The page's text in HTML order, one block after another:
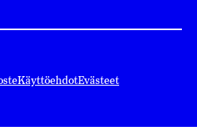
KäyttöehdotEvästeet